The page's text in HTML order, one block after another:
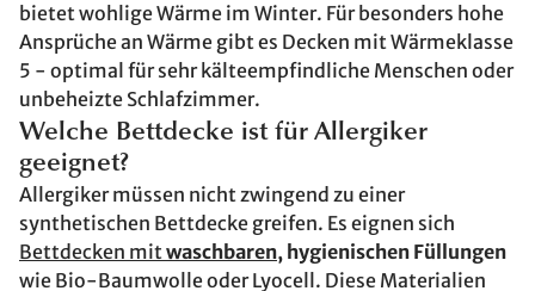
bietet wohlige Wärme im Winter. Für besonders hohe
Ansprüche an Wärme gibt es Decken mit Wärmeklasse
5 - optimal für sehr kälteempfindliche Menschen oder
unbeheizte Schlafzimmer.
Welche Bettdecke ist für Allergiker
geeignet?
Allergiker müssen nicht zwingend zu einer
synthetischen Bettdecke greifen. Es eignen sich
Bettdecken mitwaschbaren, hygienischen Füllungen
wie Bio-Baumwolle oder Lyocell. Diese Materialien